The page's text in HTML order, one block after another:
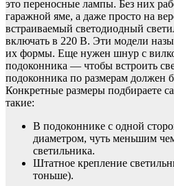
это переносные лампы. Без них
гаражной яме, а даже просто на
встраиваемый светодиодный
включать в 220 В. Эти модели
их формы. Еще нужен шнур с
подоконника — чтобы встроить
подоконника по размерам должен
Конкретные размеры подбираете
такие:
В подоконнике с одной
диаметром, чуть меньшим
светильника.
Штатное крепление
тоньше).